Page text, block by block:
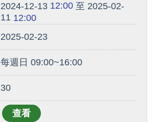
2024-12-1312:00至 2025-02-
1112:00
2025-02-23
每週日 09:00~16:00
30